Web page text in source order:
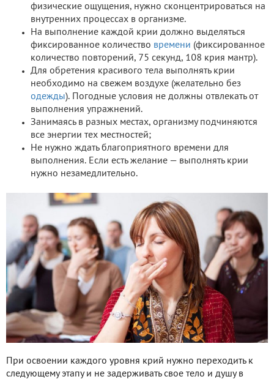
физические ощущения, нужно сконцентрироваться на
внутренних процессах в организме.
На выполнение каждой крии должно выделяться
фиксированное количество времени (фиксированное
количество повторений, 75 секунд, 108 крия мантр).
Для обретения красивого тела выполнять крии
необходимо на свежем воздухе (желательно без
одежды). Погодные условия не должны отвлекать от
выполнения упражнений.
Занимаясь в разных местах, организму подчиняются
все энергии тех местностей;
Не нужно ждать благоприятного времени для
выполнения. Если есть желание — выполнять крии
нужно незамедлительно.
При освоении каждого уровня крий нужно переходить к
следующему этапу и не задерживать свое тело и душу в